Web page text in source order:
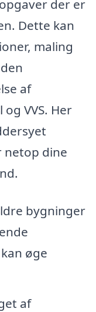
der er
Dette kan
maling
af
VVS. Her
netop dine
bygninger
øge
af